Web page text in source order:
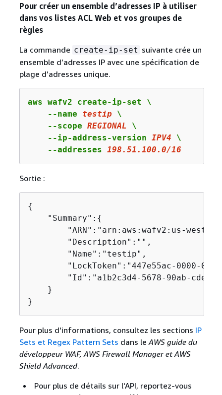
Pour créer un ensemble d’adresses IP à utiliser
dans vos listes ACL Web et vos groupes de
règles
La commande create-ip-set suivante crée un
ensemble d’adresses IP avec une spécification de
plage d’adresses unique.
aws wafv2 create-ip-set \
    --name
testip \
    --scope
REGIONAL \
    --ip-address-version
IPV4 \
    --addresses
198. 51 . 100. 0/16
Sortie :
{
    "Summary":
{
"ARN":"arn:aws:wafv2:us-west-
        "Description":"",
        "Name":"testip",
"LockToken":"447e55ac-0000-
"Id":"a1b2c3d4-5678-90ab-cdef-
    }
}
Pour plus d'informations, consultez les sections IP
Sets et Regex Pattern Sets dans le AWS guide du
développeur WAF, AWS Firewall Manager et AWS
Shield Advanced.
Pour plus de détails sur l'API, reportez-vous